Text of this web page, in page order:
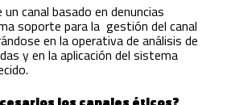
canal basado en denuncias
soporte para la gestión del canal
en la operativa de análisis de
y en la aplicación del sistema